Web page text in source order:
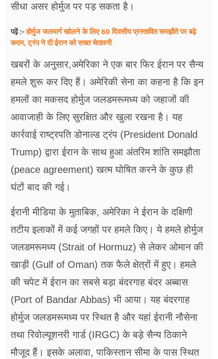
सीधा असर होर्मुज पर पड़ सकता है।
पढ़ें :-होर्मुज जलमार्ग खोलने के लिए 60 दिवसीय प्रस्तावित समझौते पर बढ़े
कदम, ट्रंप ने दी ईरान को सख्त चेतावनी
खबरों के अनुसार,अमेरिका ने एक बार फिर ईरान पर सैन्य
हमले शुरू कर दिए हैं। अमेरिकी सेना का कहना है कि इन
हमलों का मकसद होर्मुज जलडमरूमध्य को जहाजों की
आवाजाही के लिए सुरक्षित और खुला रखना है। यह
कार्रवाई राष्ट्रपति डोनाल्ड ट्रंप (President Donald
Trump) द्वारा ईरान के साथ हुआ अंतरिम शांति समझौता
(peace agreement) खत्म घोषित करने के कुछ ही
घंटों बाद की गई।
ईरानी मीडिया के मुताबिक, अमेरिका ने ईरान के दक्षिणी
तटीय इलाकों में कई जगहों पर हमले किए। ये हमले होर्मुज
जलडमरूमध्य (Strait of Hormuz) से लेकर ओमान की
खाड़ी (Gulf of Oman) तक फैले क्षेत्रों में हुए। हमले
की चपेट में ईरान का सबसे बड़ा बंदरगाह बंदर अब्बास
(Port of Bandar Abbas) भी आया। यह बंदरगाह
होर्मुज जलडमरूमध्य पर स्थित है और यहां ईरानी नौसेना
तथा रिवोल्यूशनरी गार्ड (IRGC) के बड़े सैन्य ठिकाने
मौजूद हैं। इसके अलावा, पाकिस्तान सीमा के पास स्थित